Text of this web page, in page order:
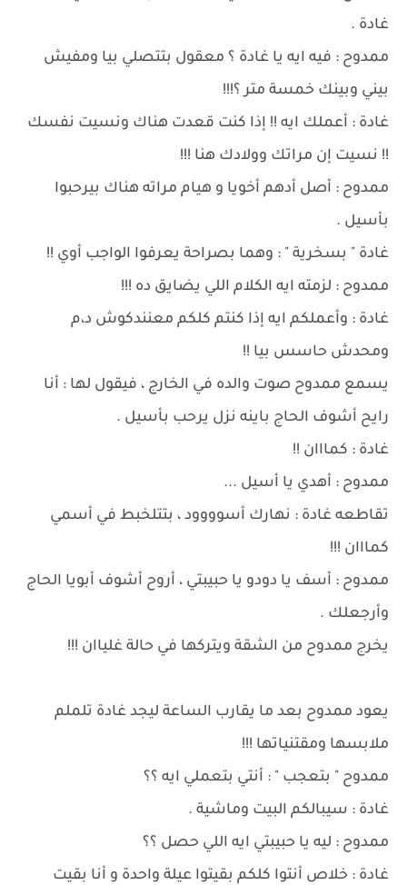
غادة .
ممدوح : فيه ايه يا غادة ؟ معقول بتتصلي بيا ومفيش
بيني وبينك خمسة متر ؟!!!
غادة : أعملك ايه !! إذا كنت قعدت هناك ونسيت نفسك
!! نسيت إن مراتك وولادك هنا !!!
ممدوح : أصل أدهم أخويا و هيام مراته هناك بيرحبوا
بأسيل .
غادة " بسخرية " : وهما بصراحة يعرفوا الواجب أوي !!
ممدوح : لزمته ايه الكلام اللي يضايق ده !!!
غادة : وأعملكم ايه إذا كنتم كلكم معنندكوش د،م
ومحدش حاسس بيا !!
يسمع ممدوح صوت والده في الخارج ، فيقول لها : أنا
رايح أشوف الحاج باينه نزل يرحب بأسيل .
غادة : كمااان !!
ممدوح : أهدي يا أسيل ...
تقاطعه غادة : نهارك أسوووود ، بتتلخبط في أسمي
كمااان !!!
ممدوح : أسف يا دودو يا حبيبتي ، أروح أشوف أبويا الحاج
وأرجعلك .
يخرج ممدوح من الشقة ويتركها في حالة غلياان !!!
يعود ممدوح بعد ما يقارب الساعة ليجد غادة تلملم
ملابسها ومقتنياتها !!!
ممدوح " بتعجب " : أنتي بتعملي ايه ؟؟
غادة : سيبالكم البيت وماشية .
ممدوح : ليه يا حبيبتي ايه اللي حصل ؟؟
غادة : خلاص أنتوا كلكم بقيتوا عيلة واحدة و أنا بقيت